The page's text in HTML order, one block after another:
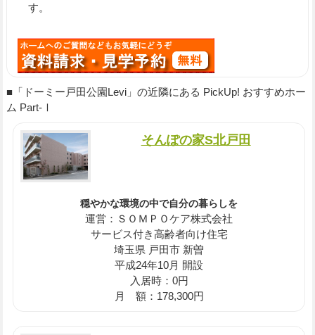
す。
■「ドーミー戸田公園Levi」の近隣にある PickUp! おすすめホー
ム Part-Ⅰ
そんぽの家S北戸田
穏やかな環境の中で自分の暮らしを
運営：ＳＯＭＰＯケア株式会社
サービス付き高齢者向け住宅
埼玉県 戸田市 新曽
平成24年10月 開設
入居時：0円
月 額：178,300円